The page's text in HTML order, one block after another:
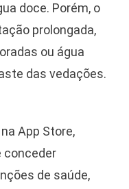
doce. Porém, o
prolongada,
ou água
das vedações.
App Store,
conceder
de saúde,